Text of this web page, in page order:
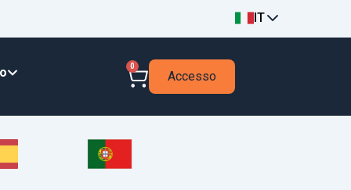
IT
0
Accesso